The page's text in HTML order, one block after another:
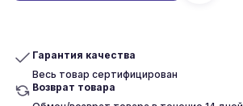
Гарантия качества
Весь товар сертифицирован
Возврат товара